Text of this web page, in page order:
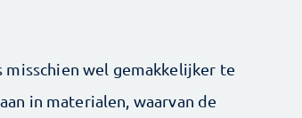
wel gemakkelijker te
in materialen, waarvan de